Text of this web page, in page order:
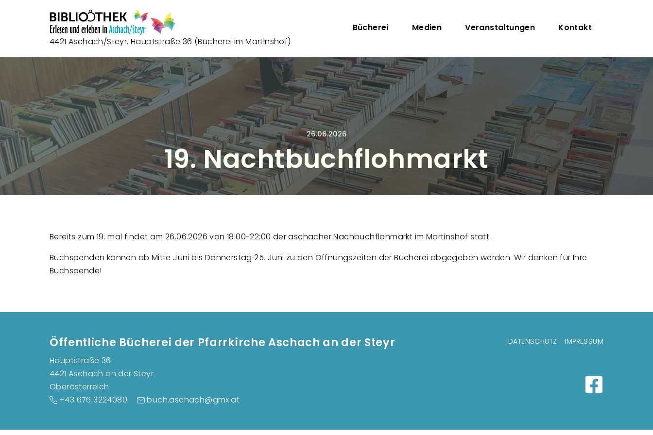
4421 Aschach/Steyr, Hauptstraße 36 (Bücherei im Martinshof)
Hauptnavigation
Bücherei Medien Veranstaltungen Kontakt
26.06.2026
19. Nachtbuchflohmarkt
Bereits zum 19. mal findet am 26.06.2026 von 18:00-22:00 der aschacher Nachbuchflohmarkt im Martinshof statt.
Buchspenden können ab Mitte Juni bis Donnerstag 25. Juni zu den Öffnungszeiten der Bücherei abgegeben werden. Wir danken für Ihre
Buchspende!
Öffentliche Bücherei der Pfarrkirche Aschach an der Steyr
Hauptstraße 36
4421 Aschach an der Steyr
Oberösterreich
+43 676 3224080
buch.aschach@gmx.at
Fußzeilenmenü
DATENSCHUTZ IMPRESSUM